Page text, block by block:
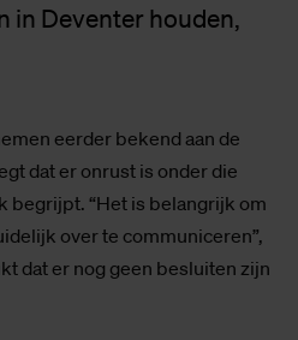
in Deventer houden,
eerder bekend aan de
dat er onrust is onder die
begrijpt. “Het is belangrijk om
over te communiceren”,
dat er nog geen besluiten zijn